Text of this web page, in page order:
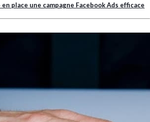
place une campagne Facebook Ads efficace